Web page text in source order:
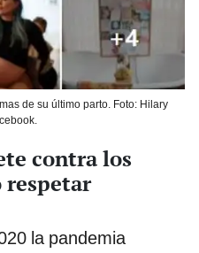
de su último parto. Foto: Hilary
contra los
la pandemia